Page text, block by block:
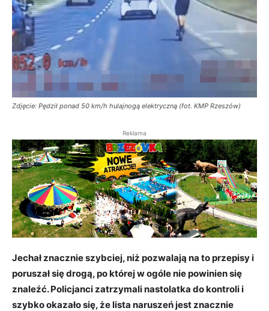
Zdjęcie: Pędził ponad 50 km/h hulajnogą elektryczną (fot. KMP Rzeszów)
Reklama
Jechał znacznie szybciej, niż pozwalają na to przepisy i
poruszał się drogą, po której w ogóle nie powinien się
znaleźć. Policjanci zatrzymali nastolatka do kontroli i
szybko okazało się, że lista naruszeń jest znacznie